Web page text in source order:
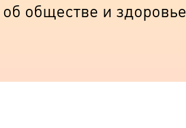
обществе и здоровье